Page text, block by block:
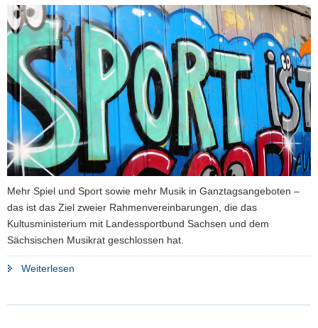
N
a
g
i
o
n
Mehr Spiel und Sport sowie mehr Musik in Ganztagsangeboten –
das ist das Ziel zweier Rahmenvereinbarungen, die das
Kultusministerium mit Landessportbund Sachsen und dem
Sächsischen Musikrat geschlossen hat.
Weiterlesen